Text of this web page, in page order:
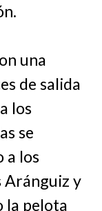
una
de salida
los
se
a los
Aránguiz y
la pelota